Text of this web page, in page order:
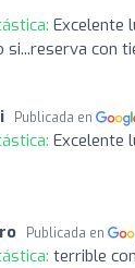
Excelente
si...reserva con
Publicada en
Excelente
Publicada en
terrible